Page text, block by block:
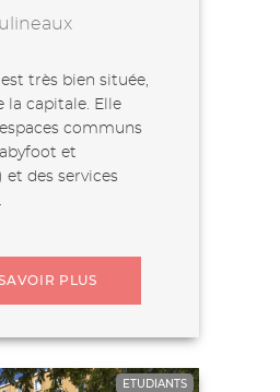
très bien située,
la capitale. Elle
communs
et
et des services
PLUS
ETUDIANTS